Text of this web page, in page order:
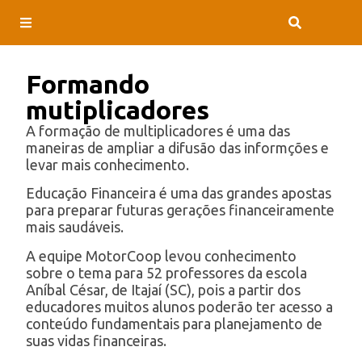
Formando
mutiplicadores
A formação de multiplicadores é uma das
maneiras de ampliar a difusão das informções e
levar mais conhecimento.
Educação Financeira é uma das grandes apostas
para preparar futuras gerações financeiramente
mais saudáveis.
A equipe MotorCoop levou conhecimento
sobre o tema para 52 professores da escola
Aníbal César, de Itajaí (SC), pois a partir dos
educadores muitos alunos poderão ter acesso a
conteúdo fundamentais para planejamento de
suas vidas financeiras.